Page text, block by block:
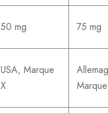
50 mg 75 mg
USA, Marque
X